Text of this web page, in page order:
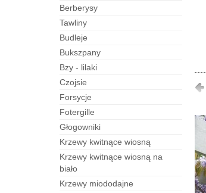
berberysy
tawliny
budleje
bukszpany
bzy - lilaki
czojsie
forsycje
fotergille
Głogowniki
Krzewy kwitnące wiosną
Krzewy kwitnące wiosną na
biało
Krzewy miododajne